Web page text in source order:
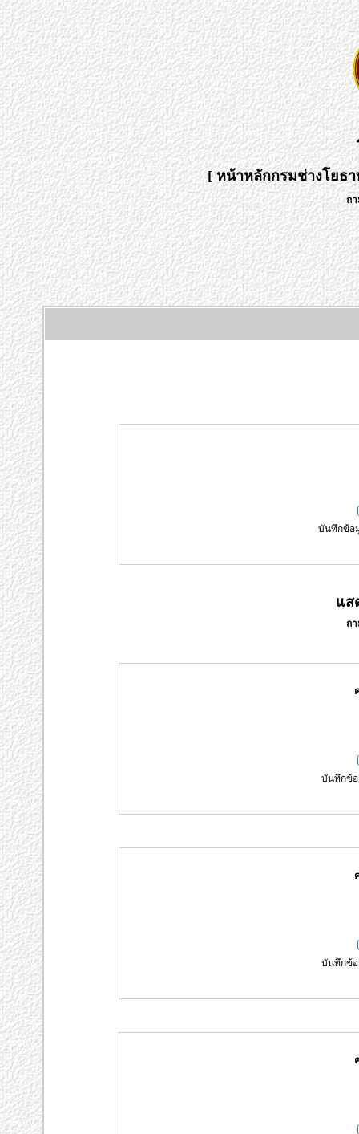
[หน้าหลักกรมช่างโยธา
ถ
บันทึกข้อมู
แส
ถ
บันทึกข้อ
บันทึกข้อ